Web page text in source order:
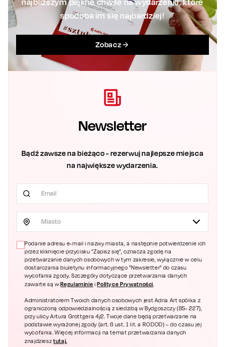
spodoba im się najbardziej!
Zobacz
Newsletter
Bądź zawsze na bieżąco - rezerwuj najlepsze miejsca
na największe wydarzenia.
Miasto
Podanie adresu e-mail i nazwy miasta, a następnie potwierdzenie ich
przez kliknięcie przycisku "Zapisz się", oznacza zgodę na
przetwarzanie danych osobowych w tym zakresie, wyłącznie w celu
dostarczania biuletynu informacyjnego "Newsletter" do czasu
wycofania zgody. Szczegóły dotyczące przetwarzania danych
zawarte są wRegulaminie iPolityce Prywatności.
Administratorem Twoich danych osobowych jest Adria Art spółka z
ograniczoną odpowiedzialnością z siedzibą w Bydgoszczy (85- 227),
przy ulicy Artura Grottgera 4/2. Twoje dane będą przetwarzane na
podstawie wyrażonej zgody (art. 6 ust. 1 lit. a RODOD) – do czasu jej
wycofania. Więcej informacji na temat przetwarzania danych
znajdziesztutaj.